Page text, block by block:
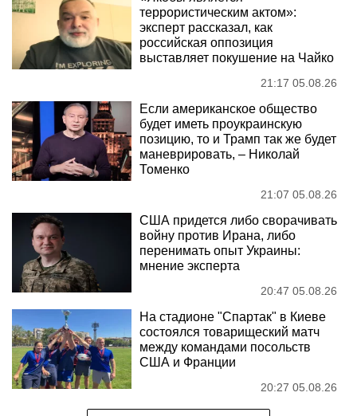
террористическим актом»:
эксперт рассказал, как
российская оппозиция
выставляет покушение на Чайко
21:17 05.08.26
Если американское общество
будет иметь проукраинскую
позицию, то и Трамп так же будет
маневрировать, – Николай
Томенко
21:07 05.08.26
США придется либо сворачивать
войну против Ирана, либо
перенимать опыт Украины:
мнение эксперта
20:47 05.08.26
На стадионе "Спартак" в Киеве
состоялся товарищеский матч
между командами посольств
США и Франции
20:27 05.08.26